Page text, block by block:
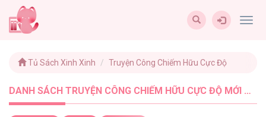
Tủ Sách Xinh Xinh Truyện Công Chiếm Hữu Cực Độ
DANH SÁCH TRUYỆN CÔNG CHIẾM HỮU CỰC ĐỘ MỚI NHẤT - TUSACHXINHXINH (1)